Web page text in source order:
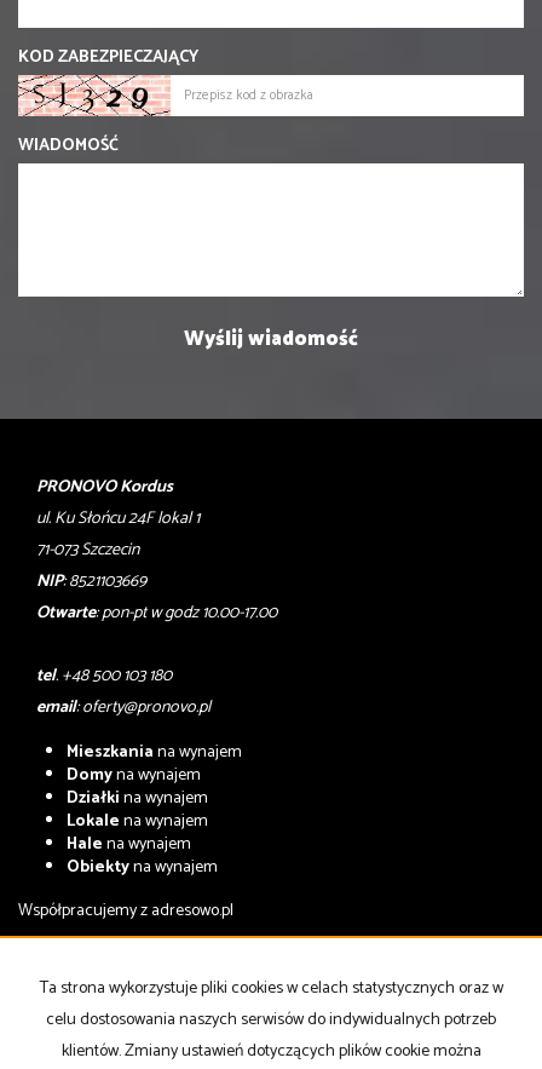
KOD ZABEZPIECZAJĄCY
WIADOMOŚĆ
PRONOVO Kordus
ul. Ku Słońcu 24F lokal 1
71-073 Szczecin
NIP: 8521103669
Otwarte: pon-pt w godz 10.00-17.00
tel. +48 500 103 180
email:oferty@pronovo.pl
Mieszkaniana wynajem
Domyna wynajem
Działkina wynajem
Lokalena wynajem
Halena wynajem
Obiektyna wynajem
Współpracujemy zadresowo.pl
Domyna sprzedaż
Działkina sprzedaż
Lokalena sprzedaż
Halena sprzedaż
Ta strona wykorzystuje pliki cookies w celach statystycznych oraz w
celu dostosowania naszych serwisów do indywidualnych potrzeb
klientów. Zmiany ustawień dotyczących plików cookie można